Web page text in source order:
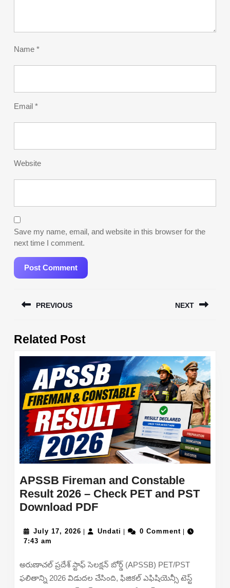
Name *
Email *
Website
Save my name, email, and website in this browser for the
next time I comment.
navigation
PREVIOUS
post:
NEXT
Related Post
APSSB Fireman and Constable
Result 2026 – Check PET and PST
Download PDFAPSSB
and
Result
2026
July 17, 2026 July
Undati Undati0 Comment
7:43 am
అరుణాచల్ ప్రదేశ్ స్టాఫ్ సెలక్షన్ బోర్డ్ (APSSB) PET/PST
ఫలితాన్ని 2026 విడుదల చేసింది, ఫిజికల్ ఎఫిషియెన్సీ టెస్ట్